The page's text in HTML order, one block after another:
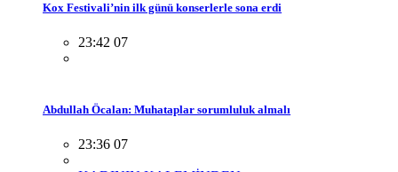
Kox Festivali’nin ilk günü konserlerle sona erdi
23:42 07
Abdullah Öcalan: Muhataplar sorumluluk almalı
23:36 07